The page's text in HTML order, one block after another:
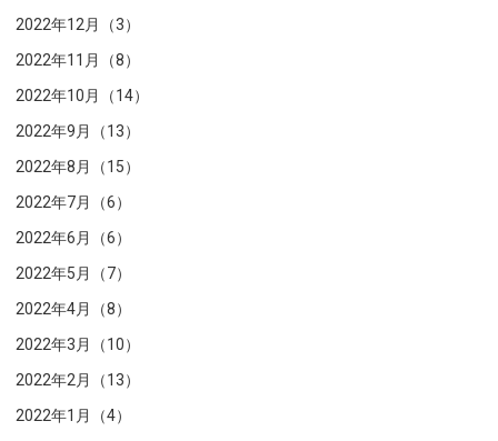
2022年12月（3）
2022年11月（8）
2022年10月（14）
2022年9月（13）
2022年8月（15）
2022年7月（6）
2022年6月（6）
2022年5月（7）
2022年4月（8）
2022年3月（10）
2022年2月（13）
2022年1月（4）